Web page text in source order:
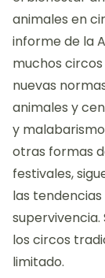
animales en
informe de la
muchos
nuevas
animales y
y
otras formas
festivales,
las
supervivencia.
los circos
limitado.